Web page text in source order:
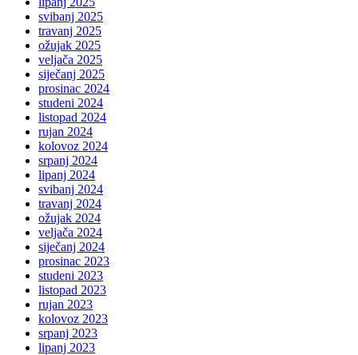
svibanj 2025
travanj 2025
ožujak 2025
veljača 2025
siječanj 2025
prosinac 2024
studeni 2024
listopad 2024
rujan 2024
kolovoz 2024
srpanj 2024
lipanj 2024
svibanj 2024
travanj 2024
ožujak 2024
veljača 2024
siječanj 2024
prosinac 2023
studeni 2023
listopad 2023
rujan 2023
kolovoz 2023
srpanj 2023
lipanj 2023